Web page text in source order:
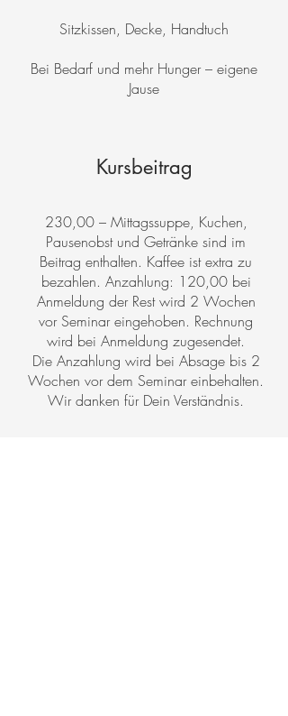
Sitzkissen, Decke, Handtuch
Bei Bedarf und mehr Hunger – eigene
Jause
Kursbeitrag
230,00 – Mittagssuppe, Kuchen,
Pausenobst und Getränke sind im
Beitrag enthalten. Kaffee ist extra zu
bezahlen. Anzahlung: 120,00 bei
Anmeldung der Rest wird 2 Wochen
vor Seminar eingehoben. Rechnung
wird bei Anmeldung zugesendet.
Die Anzahlung wird bei Absage bis 2
Wochen vor dem Seminar einbehalten.
Wir danken für Dein Verständnis.